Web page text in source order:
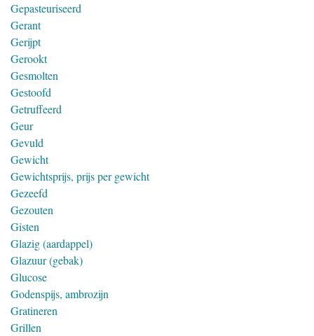
Gepasteuriseerd
Gerant
Gerijpt
Gerookt
Gesmolten
Gestoofd
Getruffeerd
Geur
Gevuld
Gewicht
Gewichtsprijs, prijs per gewicht
Gezeefd
Gezouten
Gisten
Glazig (aardappel)
Glazuur (gebak)
Glucose
Godenspijs, ambrozijn
Gratineren
Grillen